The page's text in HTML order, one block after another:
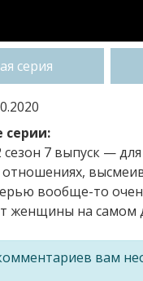
серия
серии:
7 выпуск —
отношениях,
вообще-то
женщины на самом
вам